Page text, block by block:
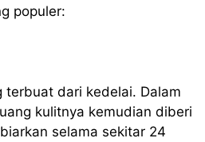
populer:
terbuat dari kedelai. Dalam
kulitnya kemudian diberi
selama sekitar 24